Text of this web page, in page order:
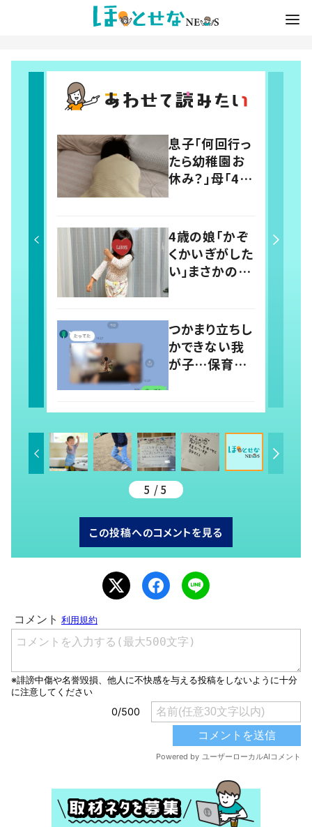
息子「何回行っ
たら幼稚園お
休み？」母「4回
だよ」と伝える
の息子の行動
に「わかるよそ
の気持ち」「う
ちの子も！」の
声
4歳の娘「かぞ
くかいぎがした
い」まさかの議
題に父親「最検
稿すると…多く
の意見が寄せ
られる！
つかまり立ちし
かできない我
が子…保育園
前では頑なに
立たない1歳児
が可愛すぎ
る…！
5 / 5
この投稿へのコメントを見る